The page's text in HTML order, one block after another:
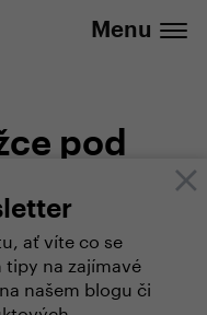
Menu
ať víte co se
tipy na zajímavé
našem blogu či
pod
jsme se podívali